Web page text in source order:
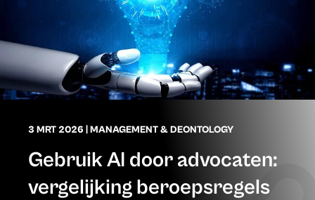
3 MRT 2026 MANAGEMENT & DEONTOLOGY
Gebruik AI door advocaten:
vergelijking beroepsregels